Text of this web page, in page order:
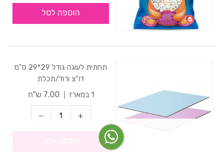
הוספה לסל
תחתית לעוגה גודל 29*29 ס"מ
דו"צ ורוד/תכלת
1 במארז
7.00 ש"ח